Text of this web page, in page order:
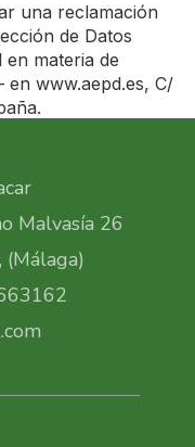
una reclamación
de Datos
materia de
www.aepd.es, C/
Malvasía 26